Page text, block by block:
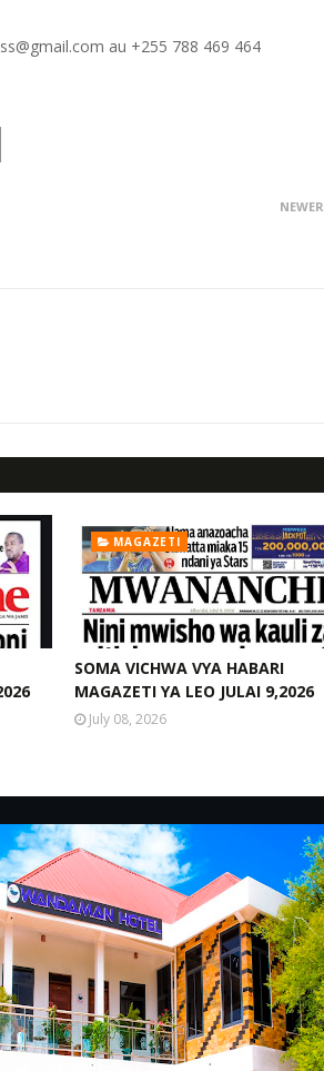
au +255 788 469 464
NEWER
MAGAZETI
SOMA VICHWA VYA HABARI
MAGAZETI YA LEO JULAI 9,2026
July 08, 2026